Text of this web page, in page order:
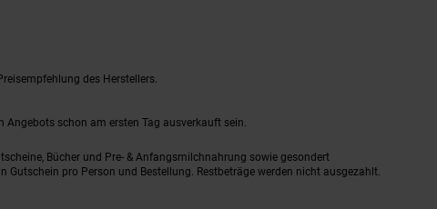
des Herstellers.
schon am ersten Tag ausverkauft sein.
Bücher und Pre- & Anfangsmilchnahrung sowie gesondert
pro Person und Bestellung. Restbeträge werden nicht ausgezahlt.